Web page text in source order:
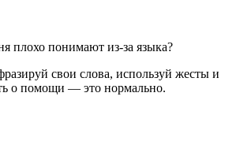
плохо понимают из-за языка?
свои слова, используй жесты и
о помощи — это нормально.